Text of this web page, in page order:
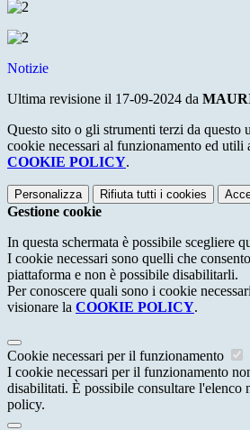
Notizie
Ultima revisione il 17-09-2024 da
Questo sito o gli strumenti terzi da questo
cookie necessari al funzionamento ed
COOKIE POLICY.
Personalizza Rifiuta tutti i cookies
Gestione cookie
In questa schermata è possibile scegliere
I cookie necessari sono quelli che
piattaforma e non è possibile disabilitarli.
Per conoscere quali sono i cookie
visionare la COOKIE POLICY.
Cookie necessari per il funzionamento
I cookie necessari per il funzionamento
disabilitati. È possibile consultare l'elenco
policy.